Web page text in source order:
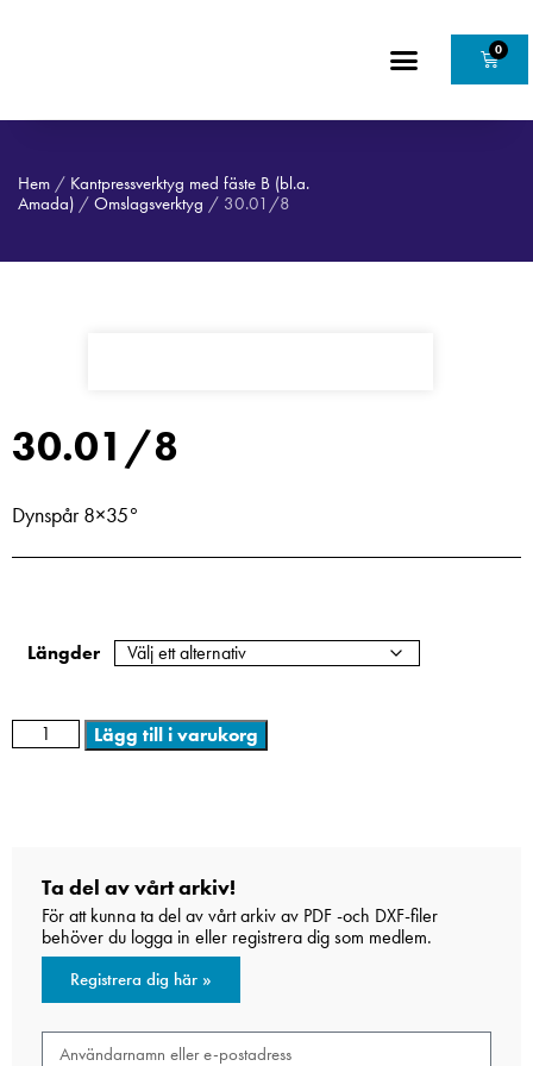
0
Hem / Kantpressverktyg med fäste B (bl.a.
Amada) / Omslagsverktyg / 30.01/8
30.01/8
Dynspår 8×35°
Längder
Lägg till i varukorg
Ta del av vårt arkiv!
För att kunna ta del av vårt arkiv av PDF -och DXF-filer
behöver du logga in eller registrera dig som medlem.
Registrera dig här »